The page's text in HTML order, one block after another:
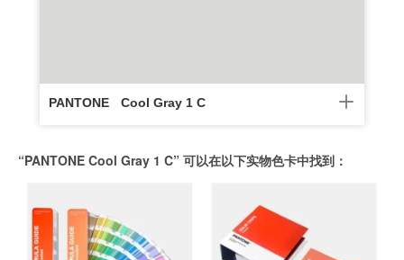
PANTONE Cool Gray 1 C
“PANTONE Cool Gray 1 C” 可以在以下实物色卡中找到：